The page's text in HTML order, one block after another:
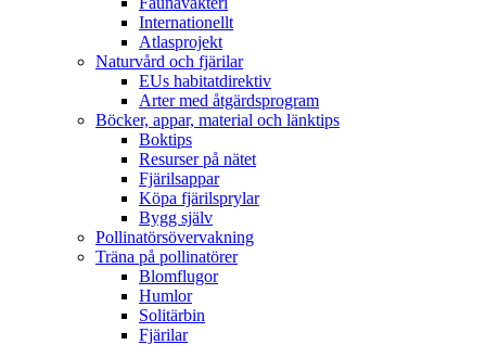
Internationellt
Atlasprojekt
Naturvård och fjärilar
EUs habitatdirektiv
Arter med åtgärdsprogram
Böcker, appar, material och länktips
Boktips
Resurser på nätet
Fjärilsappar
Köpa fjärilsprylar
Bygg själv
Pollinatörsövervakning
Träna på pollinatörer
Blomflugor
Humlor
Solitärbin
Fjärilar